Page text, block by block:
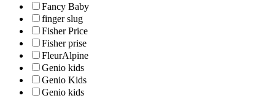
Fancy Baby
finger slug
Fisher Price
Fisher prise
FleurAlpine
Genio kids
Genio Kids
Genio kids